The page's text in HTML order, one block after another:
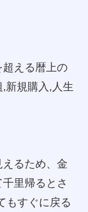
える暦上の
新規購入,人生
るため、金
里帰るとさ
もすぐに戻る